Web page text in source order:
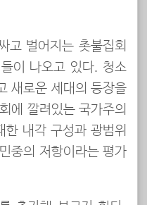
고 벌어지는 촛불집회
이 나오고 있다. 청소
새로운 세대의 등장을
에 깔려있는 국가주의
한 내각 구성과 광범위
중의 저항이라는 평가